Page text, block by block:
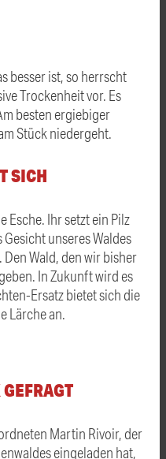
besser ist, so herrscht
Trockenheit vor. Es
besten ergiebiger
Stück niedergeht.
SICH
Esche. Ihr setzt ein Pilz
unseres Waldes
Wald, den wir bisher
In Zukunft wird es
Ersatz bietet sich die
Lärche an.
Martin Rivoir, der
eingeladen hat,